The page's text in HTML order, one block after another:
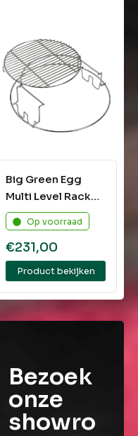
Big Green Egg
Multi Level Rack
XLarge
Op voorraad
€231,00
Product bekijken
Bezoek
onze
showro